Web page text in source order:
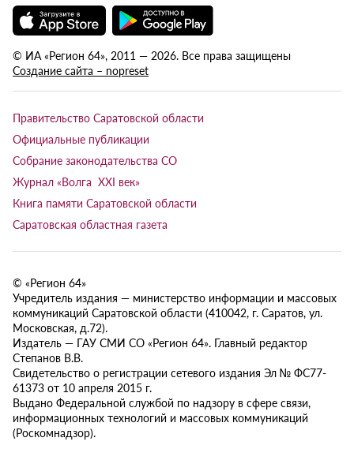
© ИА «Регион 64», 2011 — 2026. Все права защищены
Создание сайта – nopreset
Правительство Саратовской области
Официальные публикации
Собрание законодательства СО
Журнал «Волга XXI век»
Книга памяти Саратовской области
Саратовская областная газета
© «Регион 64»
Учредитель издания — министерство информации и массовых
коммуникаций Саратовской области (410042, г. Саратов, ул.
Московская, д.72).
Издатель — ГАУ СМИ СО «Регион 64». Главный редактор
Степанов В.В.
Свидетельство о регистрации сетевого издания Эл № ФС77-
61373 от 10 апреля 2015 г.
Выдано Федеральной службой по надзору в сфере связи,
информационных технологий и массовых коммуникаций
(Роскомнадзор).